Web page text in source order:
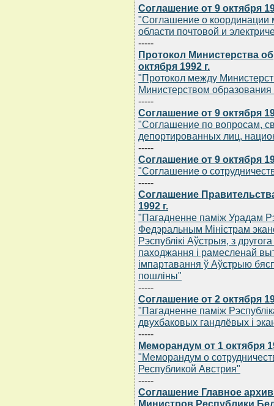
Соглашение от 9 октября
"Соглашение о координации
области почтовой и
-----
Протокол Министерства
октября 1992 г.
"Протокол между
Министерством
-----
Соглашение от 9 октября
"Соглашение по вопросам,
депортированных лиц,
-----
Соглашение от 9 октября
"Соглашение о
-----
Соглашение
1992 г.
"Пагадненне памiж Урадам
Федэральным Мiнiстрам
Рэспублiкi Аўстрыя, з
паходжання i рамесленай
iмпартавання ў Аўстрыю
пошлiны"
-----
Соглашение от 2 октября
"Пагадненне памiж
двухбаковых гандлёвых i
-----
Меморандум от 1 октября
"Меморандум о
Республикой Австрия"
-----
Соглашение Главное
Министров Республики